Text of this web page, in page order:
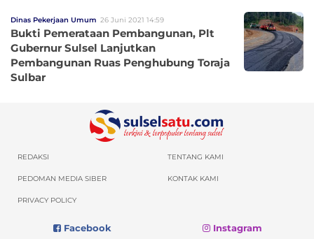
Dinas Pekerjaan Umum 26 Juni 2021 14:59
Bukti Pemerataan Pembangunan, Plt
Gubernur Sulsel Lanjutkan
Pembangunan Ruas Penghubung Toraja
Sulbar
REDAKSI TENTANG KAMI
PEDOMAN MEDIA SIBER KONTAK KAMI
PRIVACY POLICY
Facebook
Instagram